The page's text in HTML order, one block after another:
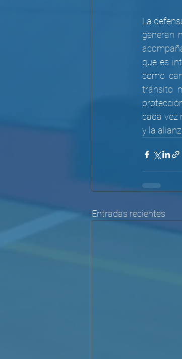
La
generan
que es
como
tránsito
cada vez
y la
Entradas recientes